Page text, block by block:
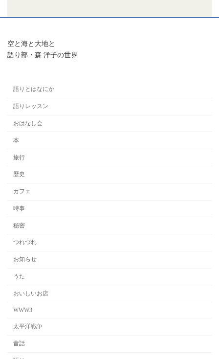
空と海と大地と
語り部・森 洋子の世界
語りとはなにか
語りレッスン
おはなし会
本
旅行
歴史
カフェ
時事
秘密
つれづれ
お知らせ
うた
おいしいお店
WWW3
太平洋戦争
昔話